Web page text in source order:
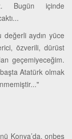
Bugün içinde
aydın yüce
özverili, dürüst
geçemiyeceğim.
Atatürk olmak
Konya’da, onbeş